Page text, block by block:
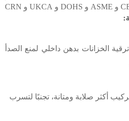
الخزانات بدهن داخلي لمنع الصدأ
أكثر صلابة ومتانة، تجنبًا لتسرب